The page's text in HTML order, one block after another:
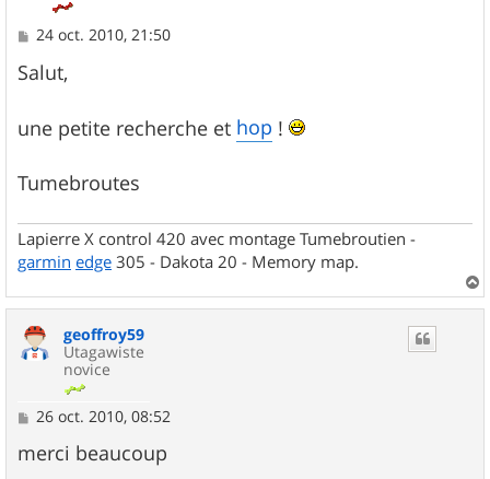
M
s
s
g
e
24 oct. 2010, 21:50
Salut,
une petite recherche et hop !
Tumebroutes
Lapierre X control 420 avec montage Tumebroutien -
garmin edge 305 - Dakota 20 - Memory map.
a
geoffroy59
Utagawiste
novice
M
s
s
26 oct. 2010, 08:52
merci beaucoup